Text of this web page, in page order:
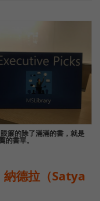
簾的除了滿滿的書，就是
的書單。
納德拉（Satya